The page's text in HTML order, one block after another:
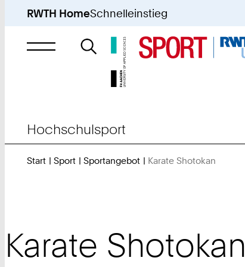
RWTH HomeSchnelleinstieg
Suche
nach
Hochschulsport
Start Sport Sportangebot Karate Shotokan
Karate Shotokan